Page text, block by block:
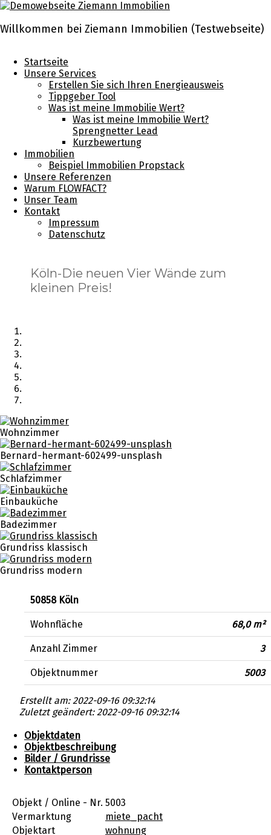
Skip
content
Willkommen bei Ziemann Immobilien (Testwebseite)
Startseite
Unsere Services
Erstellen Sie sich Ihren Energieausweis
Tippgeber Tool
Was ist meine Immobilie Wert?
Was ist meine Immobilie Wert?
Sprengnetter Lead
Kurzbewertung
Immobilien
Beispiel Immobilien Propstack
Unsere Referenzen
Warum FLOWFACT?
Unser Team
Kontakt
Impressum
Datenschutz
Köln-Die neuen Vier Wände zum
kleinen Preis!
Wohnzimmer
Bernard-hermant-602499-unsplash
Schlafzimmer
Einbauküche
Badezimmer
Grundriss klassisch
Grundriss modern
50858 Köln
Wohnfläche 68,0 m²
Anzahl Zimmer 3
Objektnummer 5003
Erstellt am: 2022-09-16 09:32:14
Zuletzt geändert: 2022-09-16 09:32:14
Objektdaten
Objektbeschreibung
Bilder / Grundrisse
Kontaktperson
Objekt / Online - Nr. 5003
Vermarktung
miete_pacht
Objektart
wohnung